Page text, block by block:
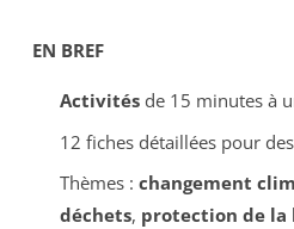
EN BREF
Activitésde 15 minutes à
12 fiches détaillées pour des
Thèmes : changement
déchets, protection de la